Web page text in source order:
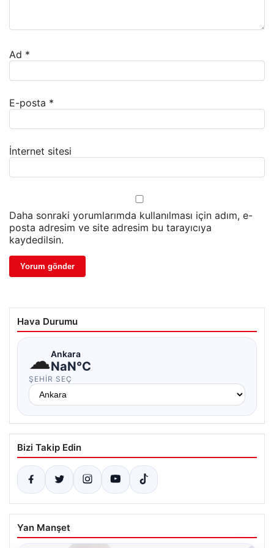
Ad *
E-posta *
İnternet sitesi
Daha sonraki yorumlarımda kullanılması için adım, e-
posta adresim ve site adresim bu tarayıcıya
kaydedilsin.
Hava Durumu
☁Ankara
NaN°C
ŞEHIR SEÇ
Bizi Takip Edin
Yan Manşet